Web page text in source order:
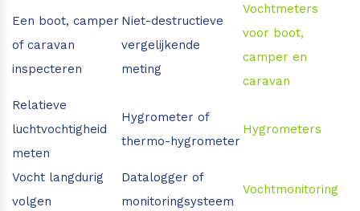
Een boot, camper
of caravan
inspecteren
Niet-destructieve
vergelijkende
meting
Vochtmeters
voor boot,
camper en
caravan
Relatieve
luchtvochtigheid
meten
Hygrometer of
thermo-hygrometer
Hygrometers
Vocht langdurig
volgen
Datalogger of
monitoringsysteem
Vochtmonitoring